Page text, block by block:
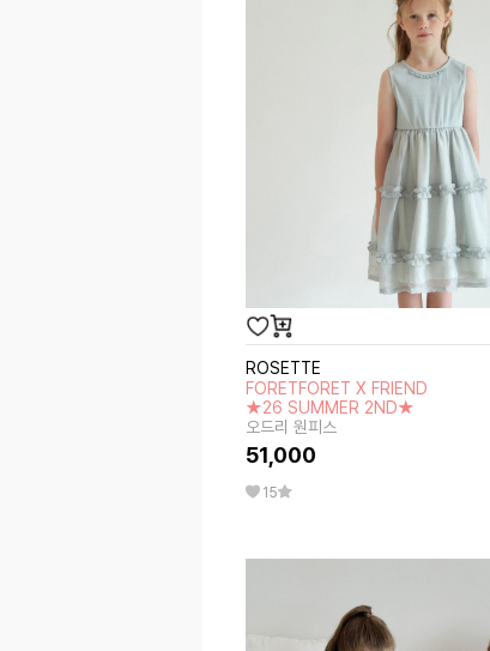
ROSETTE
FORETFORET X FRIEND
★26 SUMMER 2ND★
오드리 원피스
51,000
15